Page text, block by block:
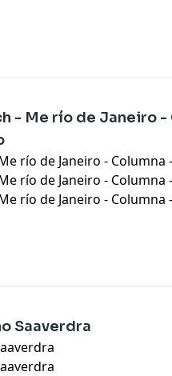
- Me río de Janeiro -
río de Janeiro -
río de Janeiro -
río de Janeiro -
Saaverdra